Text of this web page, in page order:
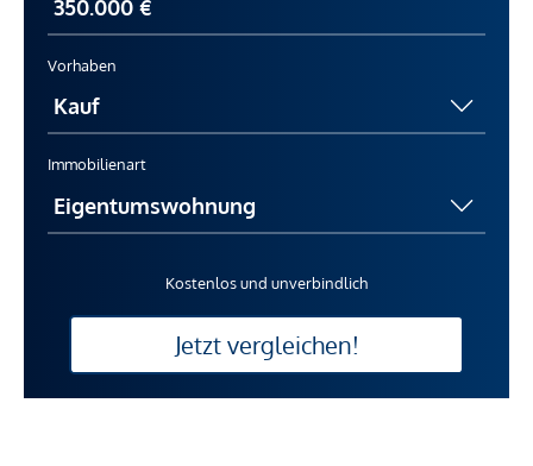
Vorhaben
Immobilienart
Kostenlos und unverbindlich
Jetzt vergleichen!